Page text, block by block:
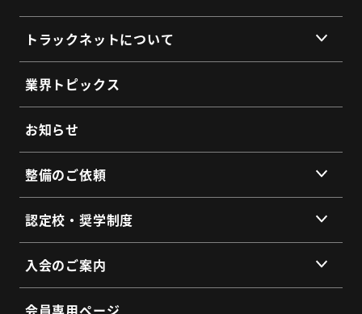
トラックネットについて
組織理念
組織概要
代表挨拶
提携企業・団体一覧
総会・地区会・研修会
会員同士のネットワークづくり
SDGs宣言
業界トピックス
お知らせ
整備のご依頼
提供サービス
サービス拠点
よくあるご質問
整備・メンテナンス依頼フォーム
認定校・奨学制度
認定校制度について
全国トラックネット企業紹介
よくあるご質問
入会のご案内
入会の3つのメリット